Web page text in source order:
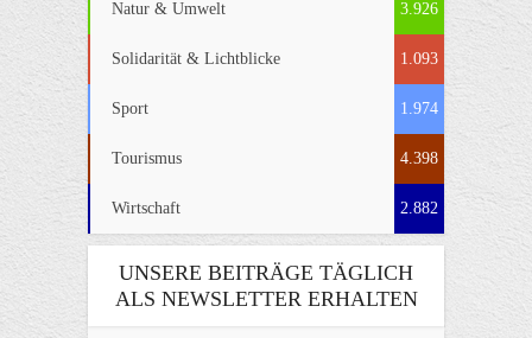
Natur & Umwelt 3.926
Solidarität & Lichtblicke 1.093
Sport 1.974
Tourismus 4.398
Wirtschaft 2.882
UNSERE BEITRÄGE TÄGLICH
ALS NEWSLETTER ERHALTEN